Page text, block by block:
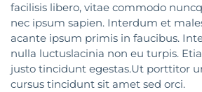
facilisis libero, vitae commodo
nec ipsum sapien. Interdum et
acante ipsum primis in faucibus.
nulla luctuslacinia non eu turpis.
justo tincidunt egestas.Ut porttitor
cursus tincidunt sit amet sed orci.